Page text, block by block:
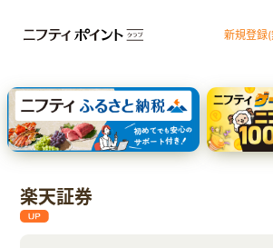
新規登録
エポスカード【最短1週間程度付与】
【親権者さまの代理申込専用】三井住友銀行Olive
三井住友カード（NL）
楽天証券